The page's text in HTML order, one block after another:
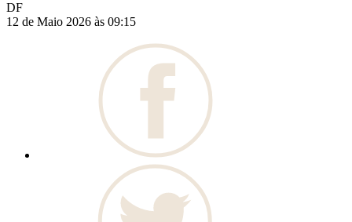
DF
12 de Maio 2026 às 09:15